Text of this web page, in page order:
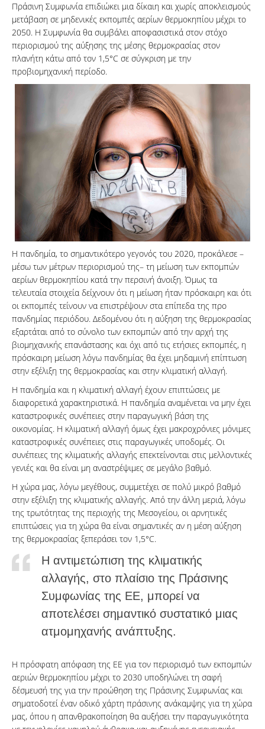
Πράσινη Συμφωνία επιδιώκει μια δίκαιη και χωρίς αποκλεισμούς
μετάβαση σε μηδενικές εκπομπές αερίων θερμοκηπίου μέχρι το
2050. Η Συμφωνία θα συμβάλει αποφασιστικά στον στόχο
περιορισμού της αύξησης της μέσης θερμοκρασίας στον
πλανήτη κάτω από τον 1,5°C σε σύγκριση με την
προβιομηχανική περίοδο.
Η πανδημία, το σημαντικότερο γεγονός του 2020, προκάλεσε –
μέσω των μέτρων περιορισμού της– τη μείωση των εκπομπών
αερίων θερμοκηπίου κατά την περσινή άνοιξη. Όμως τα
τελευταία στοιχεία δείχνουν ότι η μείωση ήταν πρόσκαιρη και ότι
οι εκπομπές τείνουν να επιστρέψουν στα επίπεδα της προ
πανδημίας περιόδου. Δεδομένου ότι η αύξηση της θερμοκρασίας
εξαρτάται από το σύνολο των εκπομπών από την αρχή της
βιομηχανικής επανάστασης και όχι από τις ετήσιες εκπομπές, η
πρόσκαιρη μείωση λόγω πανδημίας θα έχει μηδαμινή επίπτωση
στην εξέλιξη της θερμοκρασίας και στην κλιματική αλλαγή.
Η πανδημία και η κλιματική αλλαγή έχουν επιπτώσεις με
διαφορετικά χαρακτηριστικά. Η πανδημία αναμένεται να μην έχει
καταστροφικές συνέπειες στην παραγωγική βάση της
οικονομίας. Η κλιματική αλλαγή όμως έχει μακροχρόνιες μόνιμες
καταστροφικές συνέπειες στις παραγωγικές υποδομές. Οι
συνέπειες της κλιματικής αλλαγής επεκτείνονται στις μελλοντικές
γενιές και θα είναι μη αναστρέψιμες σε μεγάλο βαθμό.
Η χώρα μας, λόγω μεγέθους, συμμετέχει σε πολύ μικρό βαθμό
στην εξέλιξη της κλιματικής αλλαγής. Από την άλλη μεριά, λόγω
της τρωτότητας της περιοχής της Μεσογείου, οι αρνητικές
επιπτώσεις για τη χώρα θα είναι σημαντικές αν η μέση αύξηση
της θερμοκρασίας ξεπεράσει τον 1,5°C.
Η αντιμετώπιση της κλιματικής
αλλαγής, στο πλαίσιο της Πράσινης
Συμφωνίας της ΕΕ, μπορεί να
αποτελέσει σημαντικό συστατικό μιας
ατμομηχανής ανάπτυξης.
Η πρόσφατη απόφαση της ΕΕ για τον περιορισμό των εκπομπών
αεριών θερμοκηπίου μέχρι το 2030 υποδηλώνει τη σαφή
δέσμευσή της για την προώθηση της Πράσινης Συμφωνίας και
σηματοδοτεί έναν οδικό χάρτη πράσινης ανάκαμψης για τη χώρα
μας, όπου η απανθρακοποίηση θα αυξήσει την παραγωγικότητα